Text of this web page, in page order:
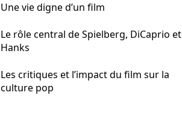
Une vie digne d’un film
Le rôle central de Spielberg, DiCaprio et
Hanks
Les critiques et l’impact du film sur la
culture pop